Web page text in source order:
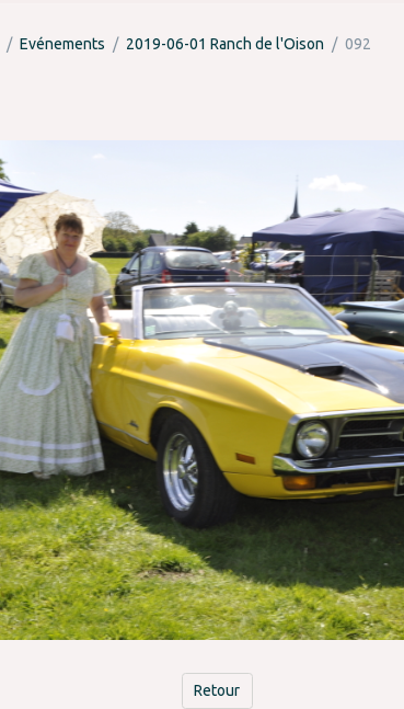
Evénements 2019-06-01 Ranch de l'Oison 092
Retour